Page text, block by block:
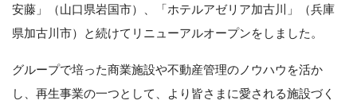
安藤」（山口県岩国市）、「ホテルアゼリア加古川」（兵庫
県加古川市）と続けてリニューアルオープンをしました。
グループで培った商業施設や不動産管理のノウハウを活か
し、再生事業の一つとして、より皆さまに愛される施設づく